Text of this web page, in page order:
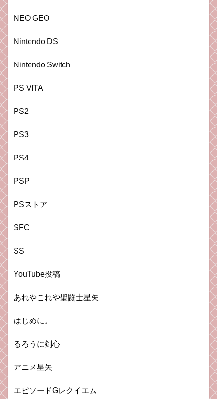
NEO GEO
Nintendo DS
Nintendo Switch
PS VITA
PS2
PS3
PS4
PSP
PSストア
SFC
SS
YouTube投稿
あれやこれや聖闘士星矢
はじめに。
るろうに剣心
アニメ星矢
エピソードGレクイエム